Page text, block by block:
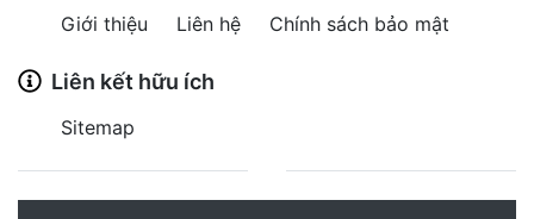
Giới thiệu Liên hệ Chính sách bảo mật
Liên kết hữu ích
Sitemap